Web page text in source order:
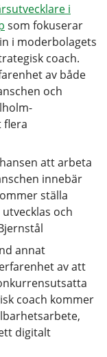
i
som fokuserar
i moderbolagets
coach.
av både
och
flera
att arbeta
innebär
ställa
och
annat
av att
coach kommer
digitalt